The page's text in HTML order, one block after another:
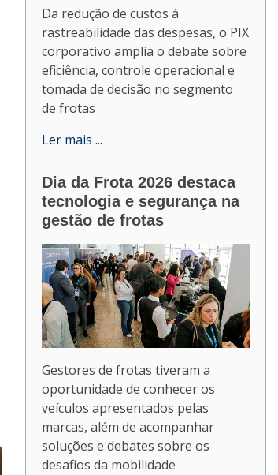
Da redução de custos à
rastreabilidade das despesas, o PIX
corporativo amplia o debate sobre
eficiência, controle operacional e
tomada de decisão no segmento
de frotas
Ler mais ...
Dia da Frota 2026 destaca
tecnologia e segurança na
gestão de frotas
Gestores de frotas tiveram a
oportunidade de conhecer os
veículos apresentados pelas
marcas, além de acompanhar
soluções e debates sobre os
desafios da mobilidade